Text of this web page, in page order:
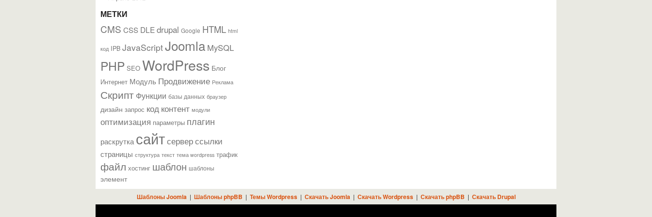
МЕТКИ
CMS CSS DLEdrupal Google HTML html
код IPB JavaScriptJoomla MySQL
PHP SEO WordPress Блог
Интернет Модуль Продвижение Реклама
Скрипт Функции базы данных браузер
дизайн запрос код контент модули
оптимизация параметры плагин
раскрутка сайтсерверссылки
страницы структура текст тема wordpress трафик
файл хостинг шаблон шаблоны
элемент
Шаблоны Joomla | Шаблоны phpBB | Темы Wordpress| Скачать Joomla | Скачать Wordpress| Скачать phpBB | Скачать Drupal